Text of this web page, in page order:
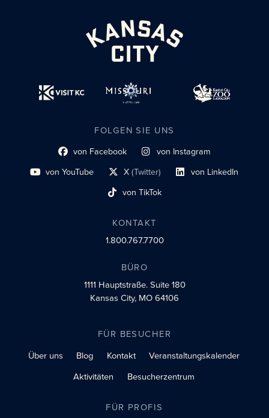
FOLGEN SIE UNS
Link zum sozialen Profil
von Facebook Link zum sozialen Profil
von Instagram
Link zum sozialen Profil
von YouTube X(Twitter)
Social-Profil-Link Link zum sozialen Profil
von LinkedIn
Link zum sozialen Profil
von TikTok
KONTAKT
1.800.767.7700
BÜRO
1111 Hauptstraße.Suite 180
Kansas City, MO 64106
FÜR BESUCHER
Über uns
Blog Kontakt
Veranstaltungskalender
Aktivitäten
Besucherzentrum
FÜR PROFIS